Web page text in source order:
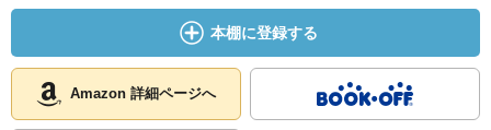
本棚に登録する
Amazon 詳細ページへ